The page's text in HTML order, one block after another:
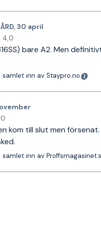
, 30 april
4,0
bare A2. Men
inn av Staypro.no
kom till slut men
inn av